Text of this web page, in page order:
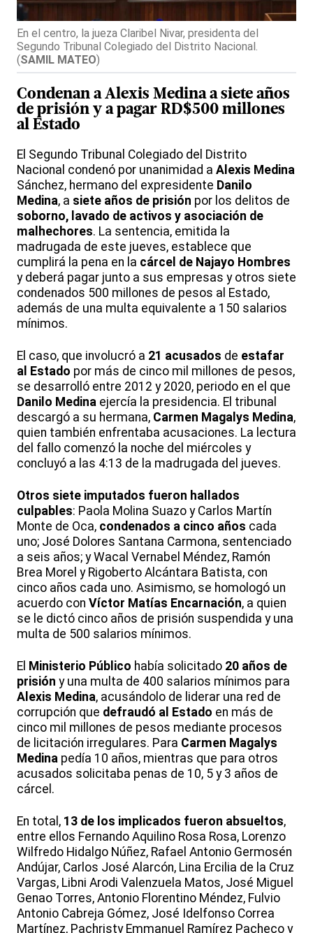
En el centro, la jueza Claribel Nivar, presidenta del
Segundo Tribunal Colegiado del Distrito Nacional.
(SAMIL MATEO)
Condenan a Alexis Medina a siete años
de prisión y a pagar RD$500 millones
al Estado
El Segundo Tribunal Colegiado del Distrito
Nacional condenó por unanimidad a Alexis Medina
Sánchez, hermano del expresidente Danilo
Medina, a siete años de prisión por los delitos de
soborno, lavado de activos y asociación de
malhechores. La sentencia, emitida la
madrugada de este jueves, establece que
cumplirá la pena en la cárcel de Najayo Hombres
y deberá pagar junto a sus empresas y otros siete
condenados 500 millones de pesos al Estado,
además de una multa equivalente a 150 salarios
mínimos.
El caso, que involucró a 21 acusados de estafar
al Estado por más de cinco mil millones de pesos,
se desarrolló entre 2012 y 2020, periodo en el que
Danilo Medina ejercía la presidencia. El tribunal
descargó a su hermana, Carmen Magalys Medina,
quien también enfrentaba acusaciones. La lectura
del fallo comenzó la noche del miércoles y
concluyó a las 4:13 de la madrugada del jueves.
Otros siete imputados fueron hallados
culpables: Paola Molina Suazo y Carlos Martín
Monte de Oca, condenados a cinco años cada
uno; José Dolores Santana Carmona, sentenciado
a seis años; y Wacal Vernabel Méndez, Ramón
Brea Morel y Rigoberto Alcántara Batista, con
cinco años cada uno. Asimismo, se homologó un
acuerdo con Víctor Matías Encarnación, a quien
se le dictó cinco años de prisión suspendida y una
multa de 500 salarios mínimos.
El Ministerio Público había solicitado 20 años de
prisión y una multa de 400 salarios mínimos para
Alexis Medina, acusándolo de liderar una red de
corrupción que defraudó al Estado en más de
cinco mil millones de pesos mediante procesos
de licitación irregulares. Para Carmen Magalys
Medina pedía 10 años, mientras que para otros
acusados solicitaba penas de 10, 5 y 3 años de
cárcel.
En total, 13 de los implicados fueron absueltos,
entre ellos Fernando Aquilino Rosa Rosa, Lorenzo
Wilfredo Hidalgo Núñez, Rafael Antonio Germosén
Andújar, Carlos José Alarcón, Lina Ercilia de la Cruz
Vargas, Libni Arodi Valenzuela Matos, José Miguel
Genao Torres, Antonio Florentino Méndez, Fulvio
Antonio Cabreja Gómez, José Idelfonso Correa
Martínez, Pachristy Emmanuel Ramírez Pacheco y